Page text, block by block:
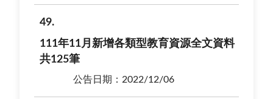
49
111年11月新增各類型教育資源全文資料
共125筆
公告日期：2022/12/06